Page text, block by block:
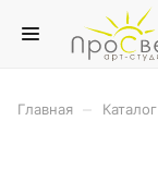
Главная Каталог